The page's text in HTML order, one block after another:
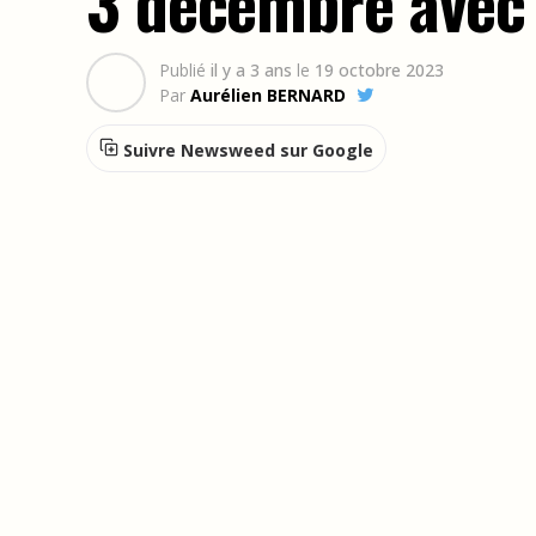
Publié il y a 3 ans le 19 octobre 2023
Par Aurélien BERNARD
Suivre Newsweed sur Google